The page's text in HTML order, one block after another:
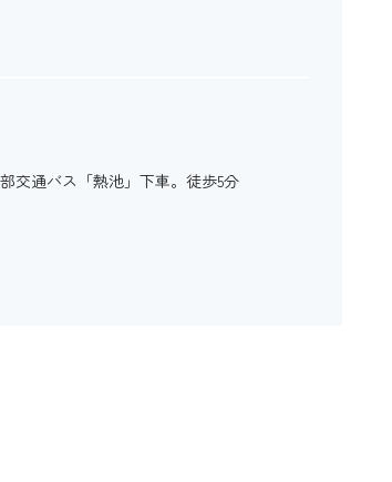
交通バス「熱池」下車。徒歩5分